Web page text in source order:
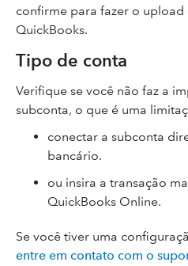
confirme para fazer o upload
QuickBooks.
Tipo de conta
Verifique se você não faz a
subconta, o que é uma
conectar a subconta
bancário.
ou insira a transação
QuickBooks Online.
Se você tiver uma
entre em contato com o